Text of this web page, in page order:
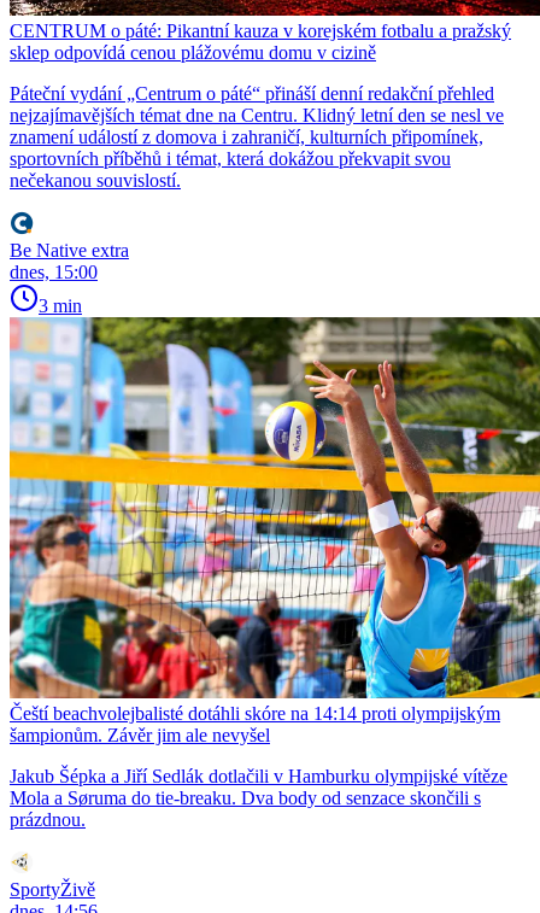
CENTRUM o páté: Pikantní kauza v korejském fotbalu a pražský
sklep odpovídá cenou plážovému domu v cizině
Páteční vydání „Centrum o páté“ přináší denní redakční přehled
nejzajímavějších témat dne na Centru. Klidný letní den se nesl ve
znamení událostí z domova i zahraničí, kulturních připomínek,
sportovních příběhů i témat, která dokážou překvapit svou
nečekanou souvislostí.
Be Native extra
dnes, 15:00
3 min
Čeští beachvolejbalisté dotáhli skóre na 14:14 proti olympijským
šampionům. Závěr jim ale nevyšel
Jakub Šépka a Jiří Sedlák dotlačili v Hamburku olympijské vítěze
Mola a Søruma do tie-breaku. Dva body od senzace skončili s
prázdnou.
SportyŽivě